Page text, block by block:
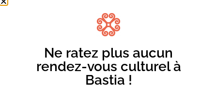
Ne ratez plus aucun
rendez-vous culturel à
Bastia !